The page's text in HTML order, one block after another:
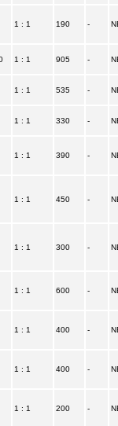
1 : 1 190 -
1 : 1 905 -
1 : 1 535 -
1 : 1 330 -
1 : 1 390 -
1 : 1 450 -
1 : 1 300 -
1 : 1 600 -
1 : 1 400 -
1 : 1 400 -
1 : 1 200 -